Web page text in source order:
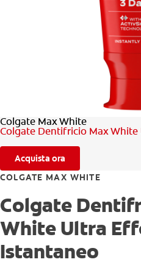
Colgate Max White
Colgate Dentifricio Max
Acquista ora
COLGATE MAX WHITE
Colgate
White Ultra
Istantaneo